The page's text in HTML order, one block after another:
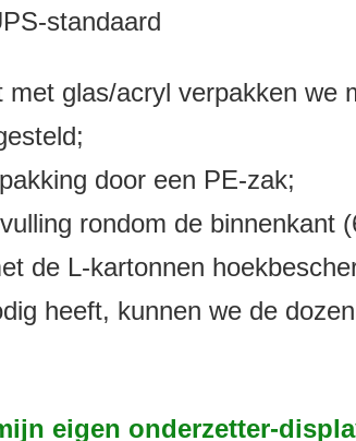
standaard
met glas/acryl verpakken we
door een PE-zak;
rondom de binnenkant
de L-kartonnen
heeft, kunnen we de
eigen onderzetter-